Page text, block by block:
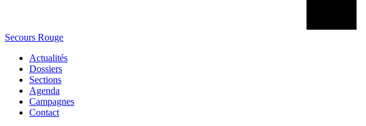
Secours Rouge
Actualités
Dossiers
Sections
Agenda
Campagnes
Contact